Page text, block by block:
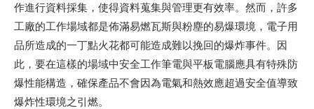
作進行資料採集，使得資料蒐集與管理更有效率。然而，許多
工廠的工作場域都是佈滿易燃瓦斯與粉塵的易爆環境，電子用
品所造成的一丁點火花都可能造成難以挽回的爆炸事件。因
此，要在這樣的場域中安全工作筆電與平板電腦應具有特殊防
爆性能構造，確保產品不會因為電氣和熱效應超過安全值導致
爆炸性環境之引燃。